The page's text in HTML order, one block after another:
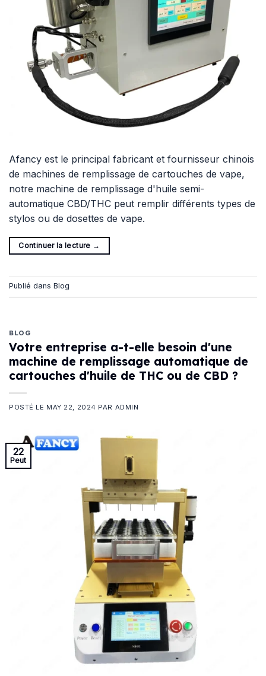
Afancy est le principal fabricant et fournisseur chinois
de machines de remplissage de cartouches de vape,
notre machine de remplissage d'huile semi-
automatique CBD/THC peut remplir différents types de
stylos ou de dosettes de vape.
Continuer la lecture →
Publié dans Blog
BLOG
Votre entreprise a-t-elle besoin d'une
machine de remplissage automatique de
cartouches d'huile de THC ou de CBD ?
POSTÉ LE MAY 22, 2024 PAR ADMIN
22
Peut